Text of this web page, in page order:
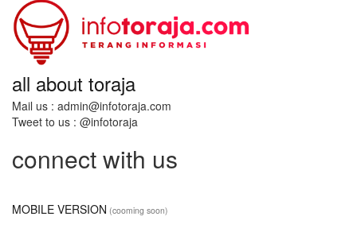
all about toraja
Mail us : admin@infotoraja.com
Tweet to us : @infotoraja
connect with us
MOBILE VERSION (cooming soon)